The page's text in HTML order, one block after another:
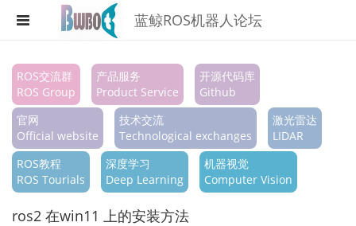
蓝鲸ROS机器人论坛
Register
Login
Search
Categories
ROS交流群
ROS Group
产品服务
Product Service
开源代码库
Github
官网
Official website
技术交流
Technological exchanges
激光雷达
LIDAR
ROS教程
ROS Tourials
深度学习
Deep Learning
机器视觉
Computer Vision
ros2 在win11 上的安装方法